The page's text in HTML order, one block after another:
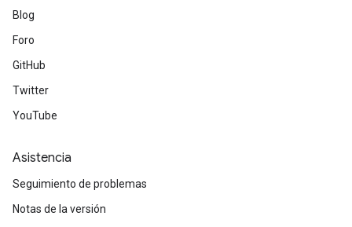
Blog
Foro
GitHub
Twitter
YouTube
Asistencia
Seguimiento de problemas
Notas de la versión